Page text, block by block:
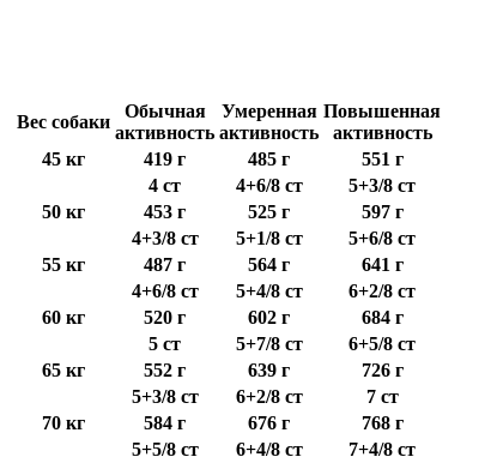
Вес собаки
Обычная
активность
Умеренная
активность
Повышенная
активность
45 кг
419 г 485 г
551 г
4 ст
4+6/8 ст
5+3/8 ст
50 кг
453 г 525 г
597 г
4+3/8 ст
5+1/8 ст
5+6/8 ст
55 кг
487 г 564 г
641 г
4+6/8 ст
5+4/8 ст
6+2/8 ст
60 кг
520 г 602 г
684 г
5 ст
5+7/8 ст
6+5/8 ст
65 кг
552 г 639 г
726 г
5+3/8 ст
6+2/8 ст
7 ст
70 кг
584 г 676 г
768 г
5+5/8 ст
6+4/8 ст
7+4/8 ст